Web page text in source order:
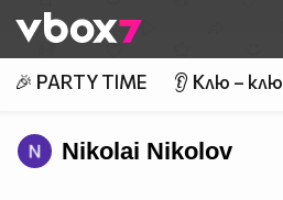
👾
🎉 PARTY TIME 👂 Клю – клю
Nikolai Nikolov